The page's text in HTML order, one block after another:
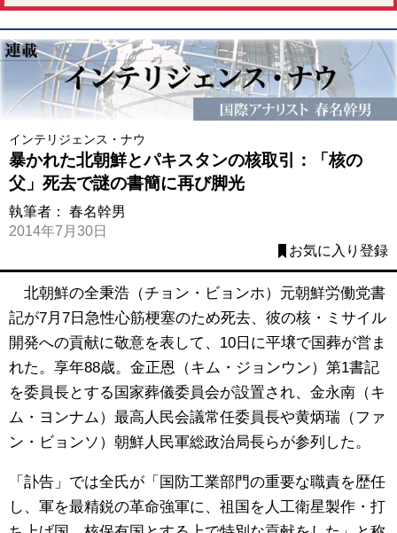
インテリジェンス・ナウ
暴かれた北朝鮮とパキスタンの核取引：「核の
父」死去で謎の書簡に再び脚光
執筆者： 春名幹男
2014年7月30日
お気に入り登録
北朝鮮の全秉浩（チョン・ビョンホ）元朝鮮労働党書
記が7月7日急性心筋梗塞のため死去、彼の核・ミサイル
開発への貢献に敬意を表して、10日に平壌で国葬が営ま
れた。享年88歳。金正恩（キム・ジョンウン）第1書記
を委員長とする国家葬儀委員会が設置され、金永南（キ
ム・ヨンナム）最高人民会議常任委員長や黄炳瑞（ファ
ン・ビョンソ）朝鮮人民軍総政治局長らが参列した。
「訃告」では全氏が「国防工業部門の重要な職責を歴任
し、軍を最精鋭の革命強軍に、祖国を人工衛星製作・打